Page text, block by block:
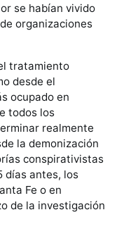
se habían vivido
organizaciones
tratamiento
desde el
ocupado en
todos los
realmente
la demonización
conspirativistas
días antes, los
Fe o en
de la investigación